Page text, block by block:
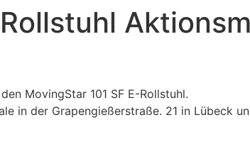
MovingStar 101 SF E-Rollstuhl.
in der Grapengießerstraße. 21 in Lübeck